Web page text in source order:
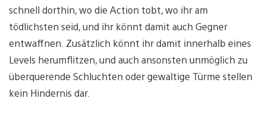
schnell dorthin, wo die Action tobt, wo ihr am
tödlichsten seid, und ihr könnt damit auch Gegner
entwaffnen. Zusätzlich könnt ihr damit innerhalb eines
Levels herumflitzen, und auch ansonsten unmöglich zu
überquerende Schluchten oder gewaltige Türme stellen
kein Hindernis dar.